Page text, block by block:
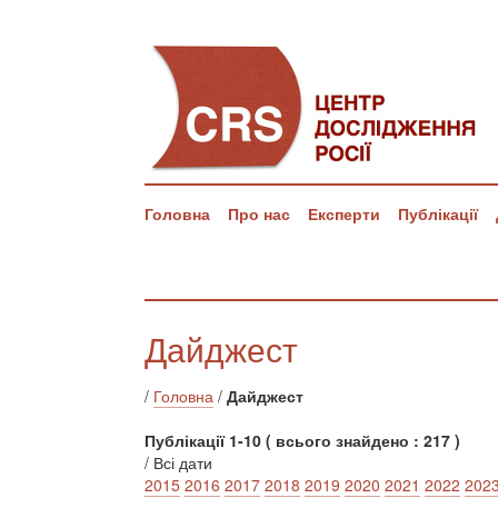
Головна Про нас Експерти Публікації
Дайджест
/ Головна / Дайджест
Публікації 1-10 ( всього знайдено : 217 )
/ Всі дати
2015 2016 2017 2018 2019 2020 2021 2022